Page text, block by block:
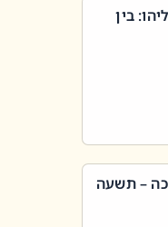
בין
– תשעה